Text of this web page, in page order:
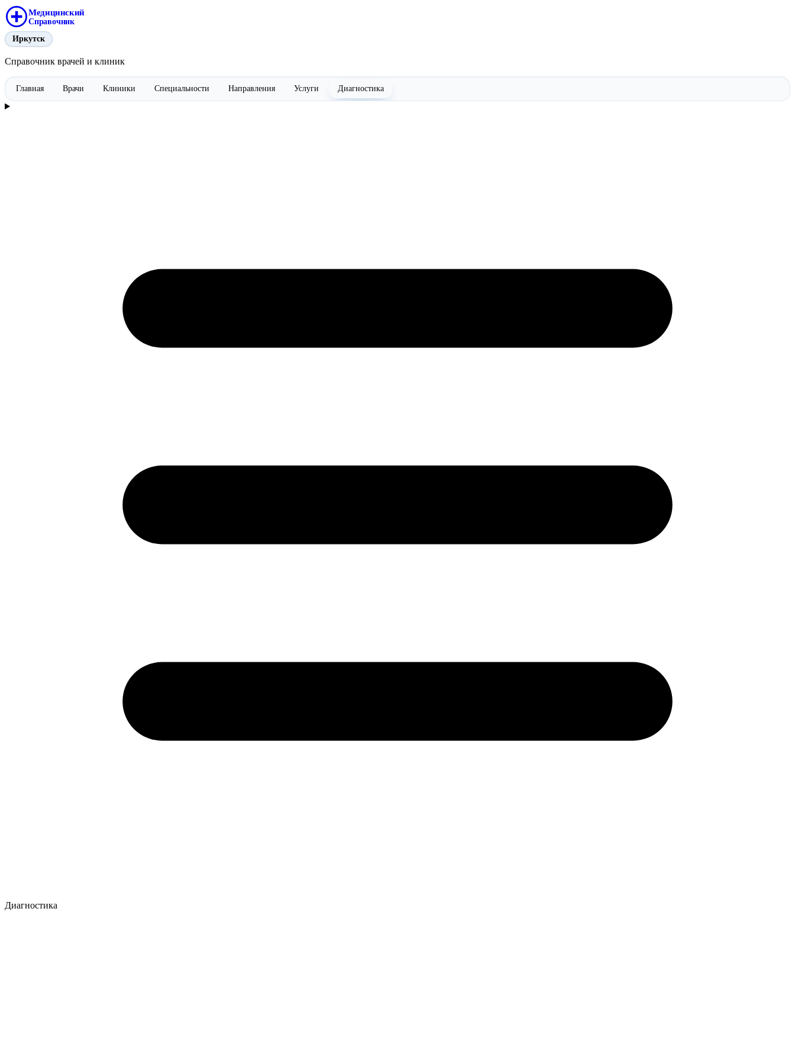
Медицинский
Справочник
Иркутск
Справочник врачей и клиник
Главная Врачи Клиники Специальности Направления Услуги Диагностика
Диагностика